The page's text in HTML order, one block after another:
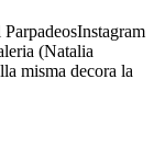
(Natalia
misma decora la